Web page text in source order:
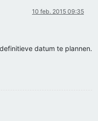
10 feb. 2015 09:35
datum te plannen.